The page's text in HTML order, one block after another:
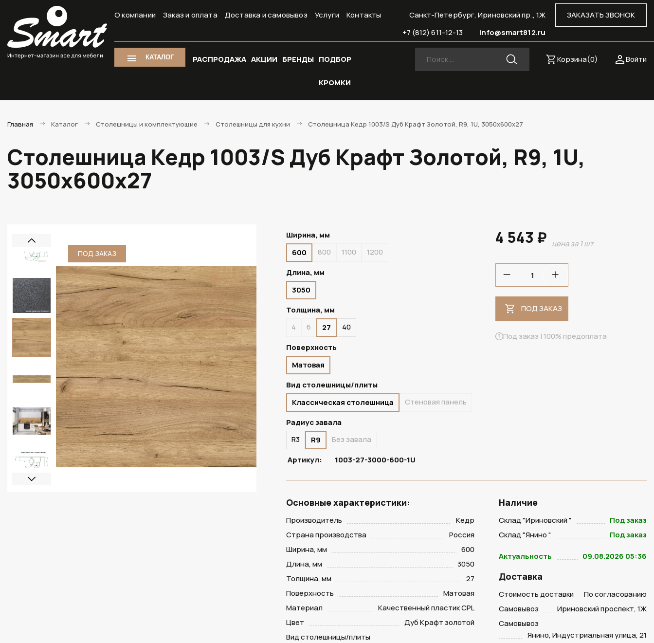
О компании Заказ и оплата Доставка и самовывоз Услуги Контакты ЗАКАЗАТЬ ЗВОНОК
Санкт-Петербург, Ириновский пр., 1Ж
info@smart812.ru
+7 (812) 611-12-13
КАТАЛОГ РАСПРОДАЖА АКЦИИ БРЕНДЫ ПОДБОР
КРОМКИ
Войти
Корзина(0)
Главная Каталог Столешницы и комплектующие Cтолешницы для кухни Столешница Кедр 1003/S Дуб Крафт Золотой, R9, 1U, 3050х600х27
Столешница Кедр 1003/S Дуб Крафт Золотой, R9, 1U,
3050х600х27
ПОД ЗАКАЗ ПОД ЗАКАЗ
Ширина, мм
600
800 1100
1200
Длина, мм
3050
Толщина, мм
4
6 27
40
Поверхность
Матовая
Вид столешницы/плиты
Классическая столешница
Стеновая панель
Радиус завала
R3
R9
Без завала
Артикул:
1003-27-3000-600-1U
4 543 ₽ цена за 1 шт
ПОД ЗАКАЗ
Под заказ | 100% предоплата
Основные характеристики:
Производитель
Кедр
Страна производства
Россия
Ширина, мм
600
Длина, мм
3050
Толщина, мм
27
Поверхность
Матовая
Материал
Качественный пластик CPL
Цвет
Дуб Крафт золотой
Вид столешницы/плиты
Наличие
Склад "Ириновский "
Под заказ
Склад "Янино "
Под заказ
Актуальность 09.08.2026 05:36
Доставка
Стоимость доставки
По согласованию
Самовывоз
Ириновский проспект, 1Ж
Самовывоз
Янино, Индустриальная улица, 21